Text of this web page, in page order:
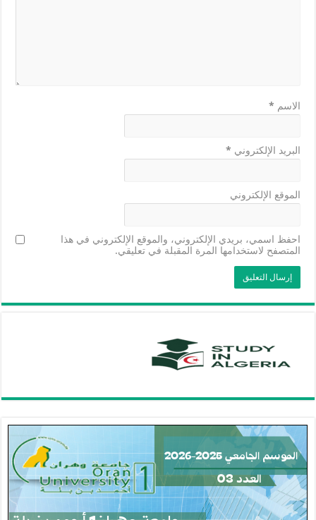
الاسم *
البريد الإلكتروني *
الموقع الإلكتروني
احفظ اسمي، بريدي الإلكتروني، والموقع الإلكتروني في هذا
المتصفح لاستخدامها المرة المقبلة في تعليقي.